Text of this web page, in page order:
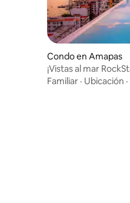
Condo en Amapas
¡Vistas al mar
suite Will Gorges
Familiar · Ubicación ·